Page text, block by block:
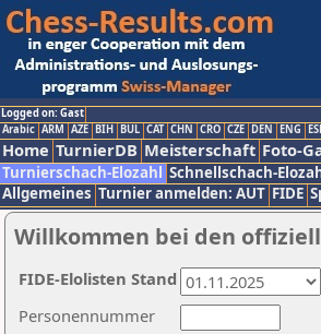
Logged on: Gast
Arabic ARM AZE BIH BUL CAT CHN CRO CZE DEN ENG
Home TurnierDB Meisterschaft Foto-
Turnierschach-Elozahl Schnellschach-
Allgemeines Turnier anmelden: AUT FIDE
Willkommen bei den
Personennummer
FIDE-Elolisten Stand